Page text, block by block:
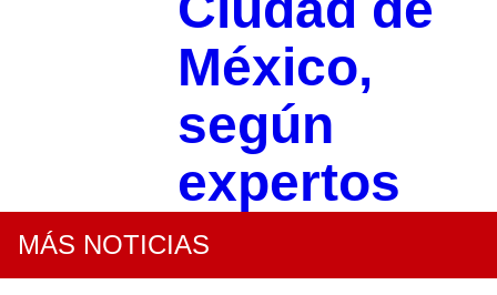
México,
según
expertos
MÁS NOTICIAS